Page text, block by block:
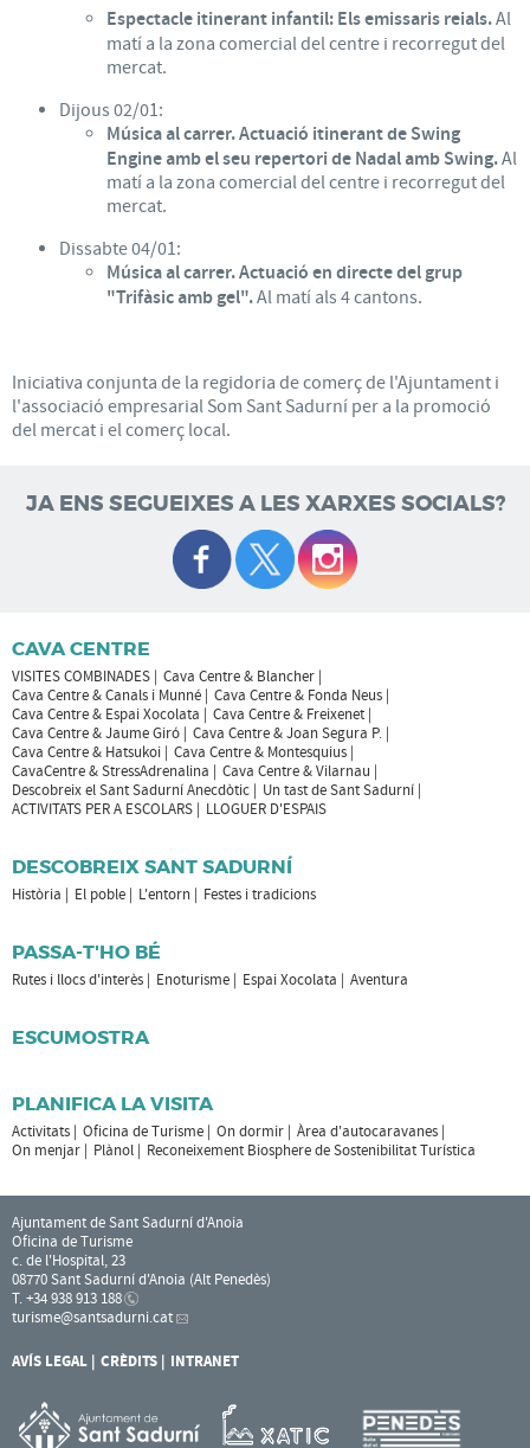
Espectacle itinerant infantil: Els emissaris reials.Al
matí a la zona comercial del centre i recorregut del
mercat.
Dijous 02/01:
Música al carrer. Actuació itinerant de Swing
Engine amb el seu repertori de Nadal amb Swing.Al
matí a la zona comercial del centre i recorregut del
mercat.
Dissabte 04/01:
Música al carrer.Actuació en directe del grup
"Trifàsic amb gel".Al matí als 4 cantons.
Iniciativa conjunta de la regidoria de comerç de l'Ajuntament i
l'associació empresarial Som Sant Sadurní per a la promoció
del mercat i el comerç local.
JA ENS SEGUEIXES A LES XARXES SOCIALS?
CAVA CENTRE
VISITES COMBINADES
Cava Centre & Blancher
Cava Centre & Canals i Munné
Cava Centre & Fonda Neus
Cava Centre & Espai Xocolata
Cava Centre & Freixenet
Cava Centre & Jaume Giró
Cava Centre & Joan Segura P.
Cava Centre & Hatsukoi
Cava Centre & Montesquius
CavaCentre & StressAdrenalina
Cava Centre & Vilarnau
Descobreix el Sant Sadurní Anecdòtic
Un tast de Sant Sadurní
ACTIVITATS PER A ESCOLARS
LLOGUER D'ESPAIS
DESCOBREIX SANT SADURNÍ
Història El poble L'entorn Festes i tradicions
PASSA-T'HO BÉ
Rutes i llocs d'interès Enoturisme Espai Xocolata Aventura
ESCUMOSTRA
PLANIFICA LA VISITA
Activitats Oficina de Turisme On dormir
Àrea d'autocaravanes
On menjar
Plànol Reconeixement Biosphere de Sostenibilitat Turística
Ajuntament de Sant Sadurní d'Anoia
Oficina de Turisme
c. de l'Hospital, 23
08770 Sant Sadurní d'Anoia (Alt Penedès)
T. +34 938 913 188
turisme@santsadurni.cat
AVÍS LEGAL CRÈDITS INTRANET